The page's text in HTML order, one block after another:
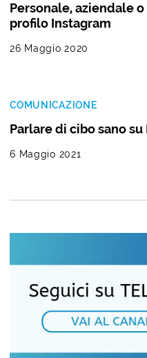
Personale, aziendale
profilo Instagram
26 Maggio 2020
COMUNICAZIONE
Parlare di cibo sano
6 Maggio 2021